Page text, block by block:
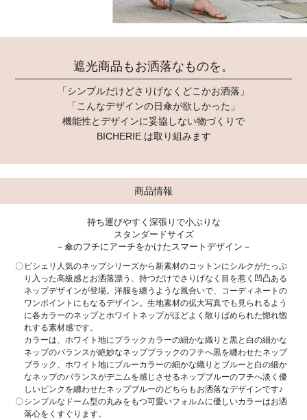
遮光商品もお洒落なものを。
「シンプルだけどさりげなくどこかお洒落」
「こんなデザインの日傘が欲しかった」
機能性とデザインに妥協しない物づくりで
BICHERIE.は取り組みます
商品情報
持ち運びやすく深張りで小ぶりな
スタンダードサイズ
－傘のフチにアーチをかけたスマートデザイン－
ビシェリ人気のネップシリーズから新素材のコットンにシルクがたっぷ
り入った高級感とお洒落漂う、持つだけでさりげなく目を惹く凹凸ある
ネップデザインが登場。洋服を纏うような風合いで、コーディネートの
ワンポイントにもなるデザイン。生地素材の拡大写真でも見られるよう
に各カラーのネップとホワイトネップがほどよく散りばめられた惚れ惚
れする素材感です。
カラーは、ホワイト地にブラックカラーの細かな織りと黒と白の細かな
ネップのバランスが絶妙なネップブラックのフチへ黒を纏わせたネップ
ブラック、ホワイト地にブルーカラーの細かな織りとブルーと白の細か
なネップのバランスがデニムを感じさせるネップブルーのフチへ淡く優
しいピンクを纏わせたネップブルーのどちらもお洒落なデザインです♪
シンプルなドーム型の丸みをもつ可愛いフォルムに優しいカラーはお洒
落心をくすぐります。